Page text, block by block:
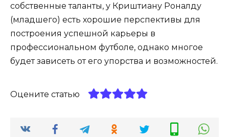
собственные таланты, у Криштиану Роналду
(младшего) есть хорошие перспективы для
построения успешной карьеры в
профессиональном футболе, однако многое
будет зависеть от его упорства и возможностей.
Оцените статью